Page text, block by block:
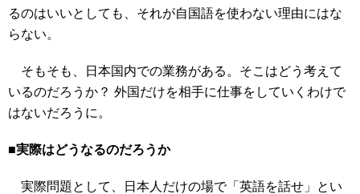
るのはいいとしても、それが自国語を使わない理由にはな
らない。
そもそも、日本国内での業務がある。そこはどう考えて
いるのだろうか？ 外国だけを相手に仕事をしていくわけで
はないだろうに。
■実際はどうなるのだろうか
実際問題として、日本人だけの場で「英語を話せ」とい